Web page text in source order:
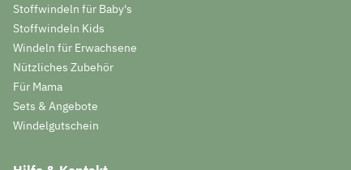
Stoffwindeln für Baby's
Stoffwindeln Kids
Windeln für Erwachsene
Nützliches Zubehör
Für Mama
Sets & Angebote
Windelgutschein